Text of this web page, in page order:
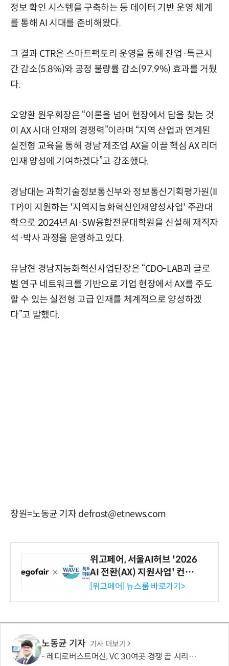
정보 확인 시스템을 구축하는 등 데이터 기반 운영 체계
를 통해 AI 시대를 준비해왔다.
그 결과 CTR은 스마트팩토리 운영을 통해 잔업·특근시
간 감소(5.8%)와 공정 불량률 감소(97.9%) 효과를 거뒀
다.
오양환 원우회장은 “이론을 넘어 현장에서 답을 찾는 것
이 AX 시대 인재의 경쟁력”이라며 “지역 산업과 연계된
실전형 교육을 통해 경남 제조업 AX을 이끌 핵심 AX 리더
인재 양성에 기여하겠다”고 강조했다.
경남대는 과학기술정보통신부와 정보통신기획평가원(II
TP)이 지원하는 '지역지능화혁신인재양성사업' 주관대
학으로 2024년 AI·SW융합전문대학원을 신설해 재직자
석·박사 과정을 운영하고 있다.
유남현 경남지능화혁신사업단장은 “CDO-LAB과 글로
벌 연구 네트워크를 기반으로 기업 현장에서 AX를 주도
할 수 있는 실전형 고급 인재를 체계적으로 양성하겠
다”고 말했다.
창원=노동균 기자 defrost@etnews.com
위고페어, 서울AI허브 '2026
AI 전환(AX) 지원사업' 컨소
시엄 선정
[위고페어] 뉴스룸 바로가기>
노동균 기자 기사 더보기
레디로버스트머신, VC 30여곳 경쟁 끝 시리즈B 134억 유치…누적 229억